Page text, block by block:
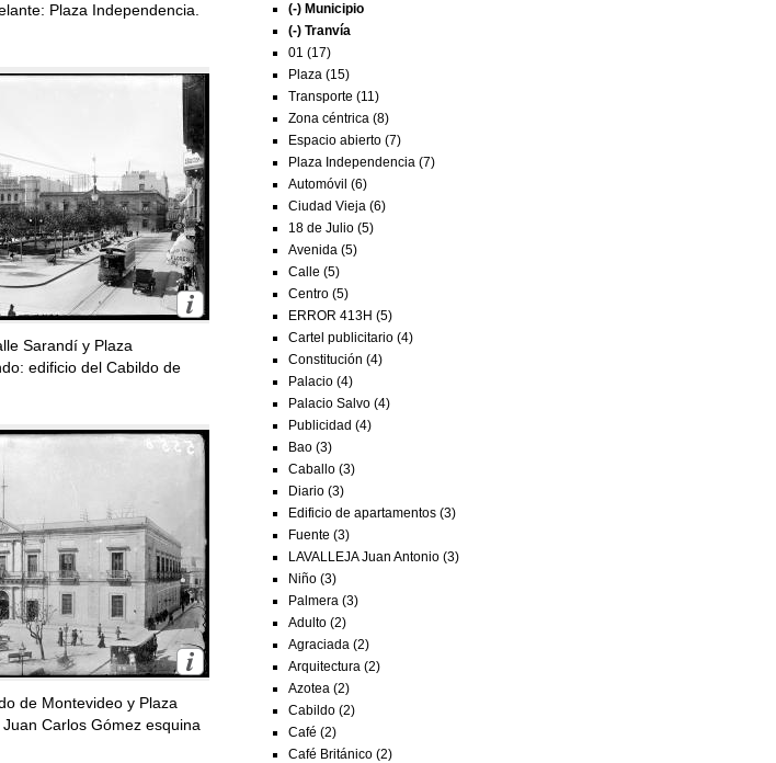
Plaza Independencia.
Sarandí y Plaza
edificio del Cabildo de
de Montevideo y Plaza
Carlos Gómez esquina
(-) Municipio
(-) Tranvía
01 (17)
Plaza (15)
Transporte (11)
Zona céntrica (8)
Espacio abierto (7)
Plaza Independencia (7)
Automóvil (6)
Ciudad Vieja (6)
18 de Julio (5)
Avenida (5)
Calle (5)
Centro (5)
ERROR 413H (5)
Cartel publicitario (4)
Constitución (4)
Palacio (4)
Palacio Salvo (4)
Publicidad (4)
Bao (3)
Caballo (3)
Diario (3)
Edificio de apartamentos (3)
Fuente (3)
LAVALLEJA Juan Antonio (3)
Niño (3)
Palmera (3)
Adulto (2)
Agraciada (2)
Arquitectura (2)
Azotea (2)
Cabildo (2)
Café (2)
Café Británico (2)